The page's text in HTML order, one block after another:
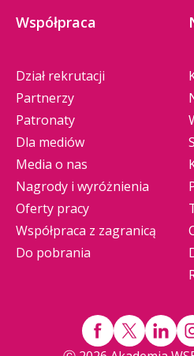
Współpraca
Dział rekrutacji
Partnerzy
Patronaty
Dla mediów
Media o nas
Nagrody i wyróżnienia
Oferty pracy
Współpraca z zagranicą
Do pobrania